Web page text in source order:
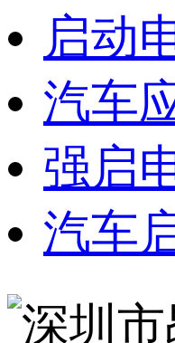
启动
汽车
强启
汽车